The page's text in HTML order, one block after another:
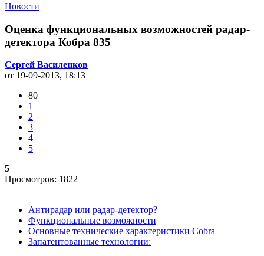
Новости
Оценка функциональных возможностей радар-
детектора Кобра 835
Сергей Василенков
от 19-09-2013, 18:13
80
1
2
3
4
5
5
Просмотров: 1822
Антирадар или радар-детектор?
Функциональные возможности
Основные технические характеристики Cobra
Запатентованные технологии: